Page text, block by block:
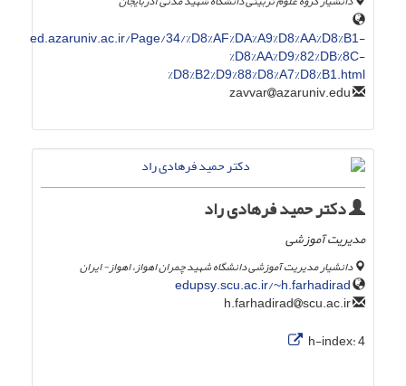
ed.azaruniv.ac.ir/Page/34/%D8%AF%DA%A9%D8%AA%D8%B1-
%D8%AA%D9%82%DB%8C-
%D8%B2%D9%88%D8%A7%D8%B1.html
azaruniv.edu
دکتر حمید فرهادی راد
مدیریت آموزشی
دانشیار مدیریت آموزشی دانشگاه شهید چمران اهواز، اهواز- ایران
edupsy.scu.ac.ir/~h.farhadirad
scu.ac.ir
h-index:4